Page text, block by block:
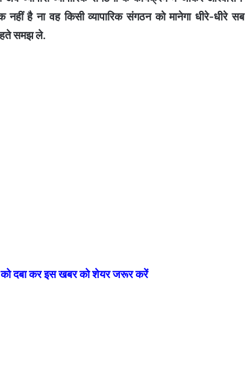
है ना वह किसी व्यापारिक संगठन को मानेगा धीरे-धीरे सब
समझ ले.
को दबा कर इस खबर को शेयर जरूर करें